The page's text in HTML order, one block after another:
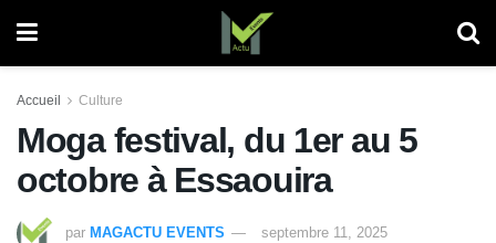
Accueil Culture
Moga festival, du 1er au 5
octobre à Essaouira
par MAGACTU EVENTS septembre 11, 2025